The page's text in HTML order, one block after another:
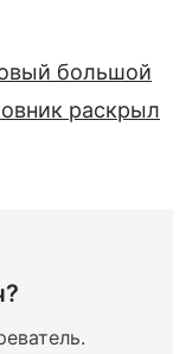
большой
раскрыл